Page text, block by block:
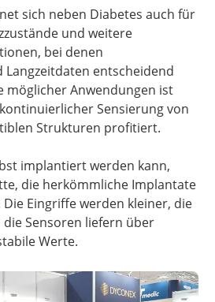
sich neben Diabetes auch für
und weitere
bei denen
Langzeitdaten entscheidend
möglicher Anwendungen ist
Sensierung von
Strukturen profitiert.
implantiert werden kann,
die herkömmliche Implantate
Eingriffe werden kleiner, die
Sensoren liefern über
Werte.